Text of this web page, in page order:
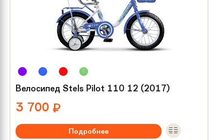
Велосипед Stels Pilot 110 12 (2017)
3 700 ₽
Подробнее